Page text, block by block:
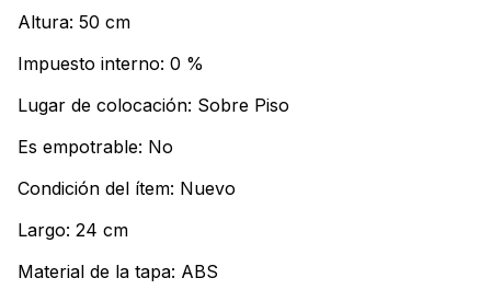
Altura: 50 cm
Impuesto interno: 0 %
Lugar de colocación: Sobre Piso
Es empotrable: No
Condición del ítem: Nuevo
Largo: 24 cm
Material de la tapa: ABS